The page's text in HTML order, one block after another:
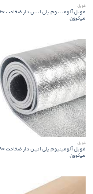
فویل
فویل آلومینیوم پلی اتیلن دار ضخامت 60
میکرون
فویل
فویل آلومینیوم پلی
میکرون